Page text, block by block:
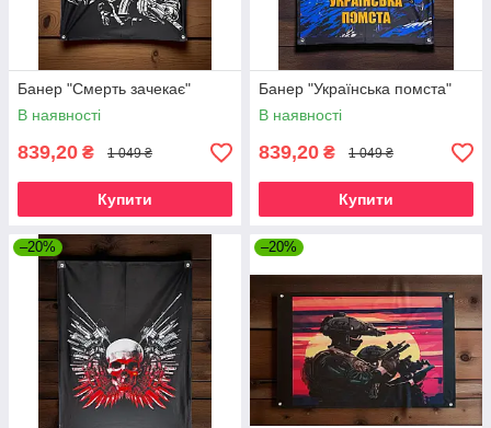
Банер "Смерть зачекає"
В наявності
839,20 ₴ 1 049 ₴
Купити
Банер "Українська помста"
В наявності
839,20 ₴ 1 049 ₴
Купити
–20% –20%